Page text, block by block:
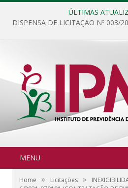
ÚLTIMAS
MENU
Home » Licitações »